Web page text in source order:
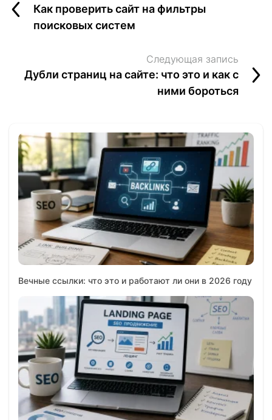
Как проверить сайт на фильтры
поисковых систем
Следующая запись
Дубли страниц на сайте: что это и как с
ними бороться
Вечные ссылки: что это и работают ли они в 2026 году